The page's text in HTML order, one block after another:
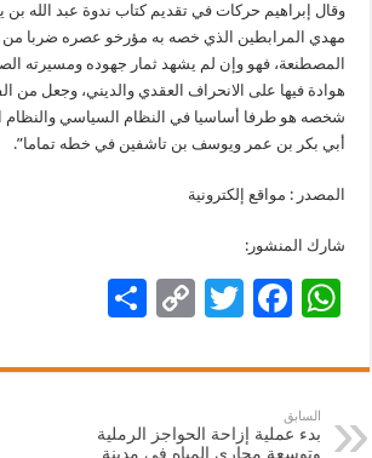
وقال إبراهيم حركات في تقديم كتاب ندوة عبد الله
مهدي المرابطين الذي خصه به مؤرخو عصره ضربا من
المصطنعة، فهو وإن لم يشهد ثمار جهوده ومسيرته
هوادة فيها على الانحراف العقدي والديني، وجعل من
شخصه هو طرفا أساسيا في النظام السياسي والنظام
أبي بكر بن عمر ويوسف بن تاشفين في خطه تماما”.
المصدر : مواقع إلكترونية
شارك المنشور:
W
at
sA
F
e
b
T
tt
er
C
p
y
ar
السابق
بدء عملية إزاحة الحواجز الرملية
وتوسعة مجاري المياه في مدينة